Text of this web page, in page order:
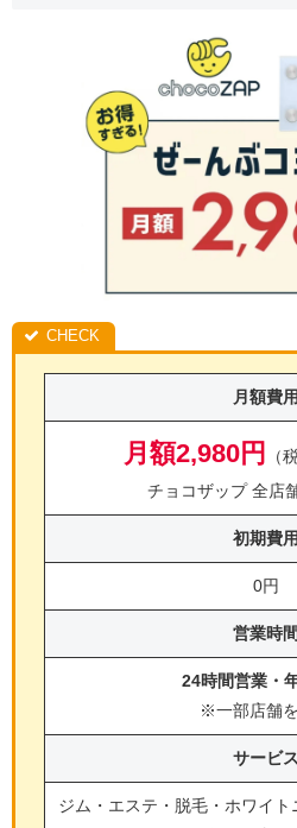
月額費用
月額2,980円
（
チョコザップ 全店
初期費用
0円
営業時間
24時間営業・
※一部店舗
サービス
ジム・エステ・脱毛・ホワイ